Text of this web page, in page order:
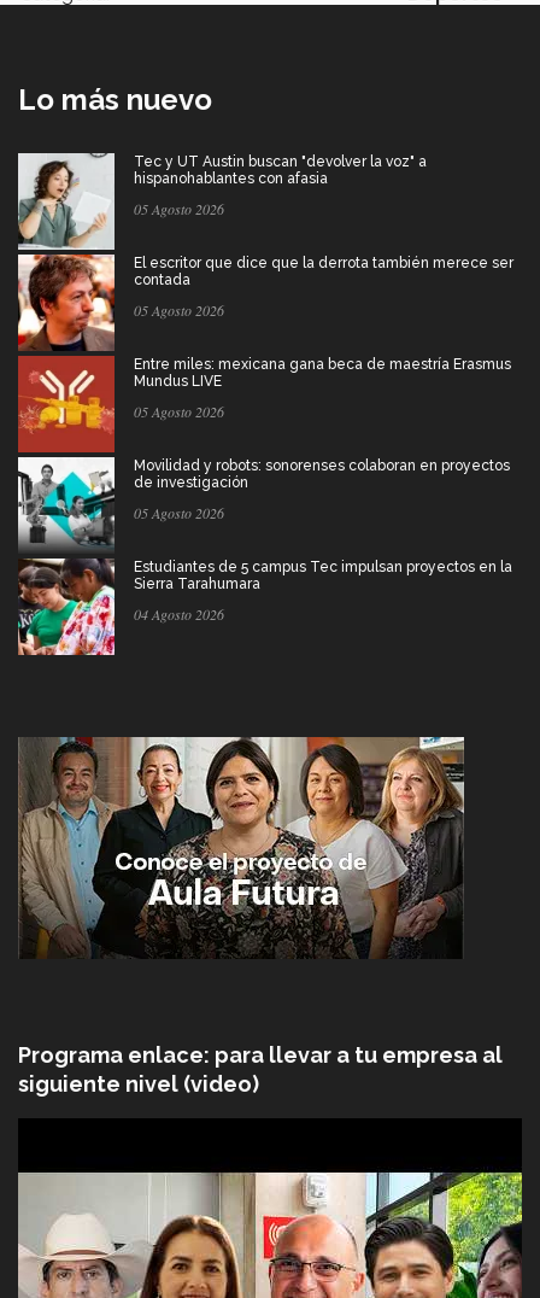
Lo más nuevo
Tec y UT Austin buscan "devolver la voz" a
hispanohablantes con afasia
05 Agosto 2026
El escritor que dice que la derrota también merece ser
contada
05 Agosto 2026
Entre miles: mexicana gana beca de maestría Erasmus
Mundus LIVE
05 Agosto 2026
Movilidad y robots: sonorenses colaboran en proyectos
de investigación
05 Agosto 2026
Estudiantes de 5 campus Tec impulsan proyectos en la
Sierra Tarahumara
04 Agosto 2026
Programa enlace: para llevar a tu empresa al
siguiente nivel (video)